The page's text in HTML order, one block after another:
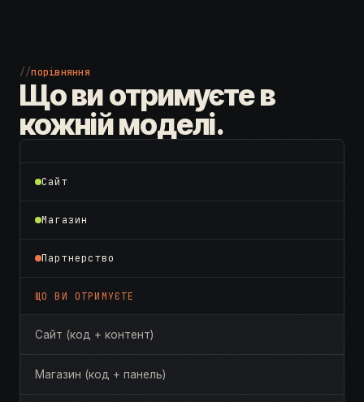
//порівняння
Що ви отримуєте в
кожній моделі.
Сайт
Магазин
Партнерство
ЩО ВИ ОТРИМУЄТЕ
Сайт (код + контент)
Магазин (код + панель)